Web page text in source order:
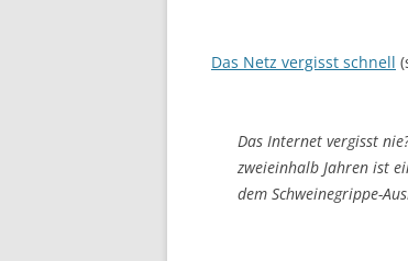
Das Netz vergisst schnell
Das Internet vergisst
zweieinhalb Jahren ist
dem Schweinegrippe-